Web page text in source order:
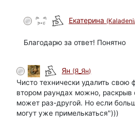
Екатерина
Благодарю за ответ! Понятно
Ян (Я_Ян)
Чисто технически удалить свою
втором раундах можно, раскрыв
может раз-другой. Но если
могут уже примелькаться")))